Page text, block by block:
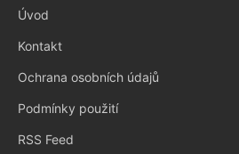
Úvod
Kontakt
Ochrana osobních údajů
Podmínky použití
RSS Feed